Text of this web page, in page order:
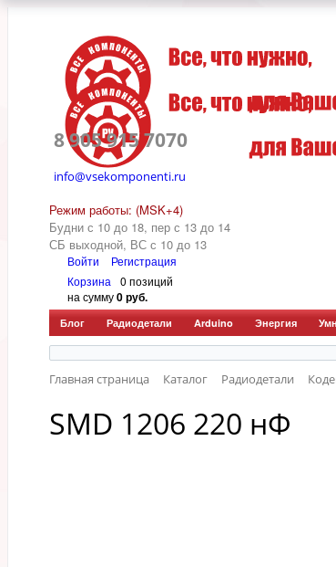
8 905 915 7070
info@vsekomponenti.ru
Режим работы: (MSK+4)
Будни с 10 до 18, пер с 13 до 14
СБ выходной, ВС с 10 до 13
Войти
Регистрация
Корзина
0 позиций
на сумму0 руб.
Блог Радиодетали Arduino Энергия
Главная страница Каталог Радиодетали
SMD 1206 220 нФ